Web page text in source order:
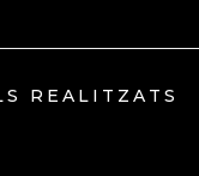
REALITZATS